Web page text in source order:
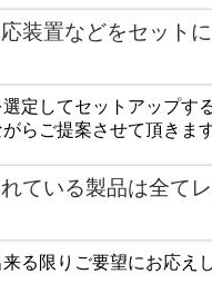
装置などをセット
定してセットアップす
らご提案させて頂きます
ている製品は全て
る限りご要望にお応え